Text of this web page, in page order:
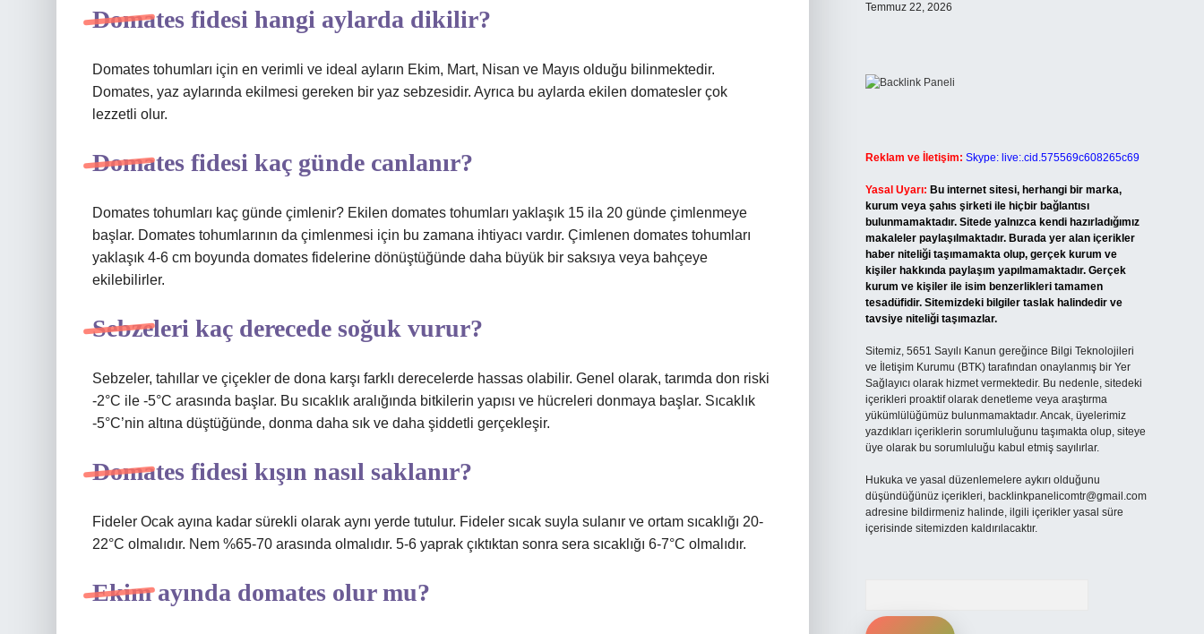
Domates fidesi hangi aylarda dikilir?
Domates tohumları için en verimli ve ideal ayların Ekim, Mart, Nisan ve Mayıs olduğu bilinmektedir.
Domates, yaz aylarında ekilmesi gereken bir yaz sebzesidir. Ayrıca bu aylarda ekilen domatesler çok
lezzetli olur.
Domates fidesi kaç günde canlanır?
Domates tohumları kaç günde çimlenir? Ekilen domates tohumları yaklaşık 15 ila 20 günde çimlenmeye
başlar. Domates tohumlarının da çimlenmesi için bu zamana ihtiyacı vardır. Çimlenen domates tohumları
yaklaşık 4-6 cm boyunda domates fidelerine dönüştüğünde daha büyük bir saksıya veya bahçeye
ekilebilirler.
Sebzeleri kaç derecede soğuk vurur?
Sebzeler, tahıllar ve çiçekler de dona karşı farklı derecelerde hassas olabilir. Genel olarak, tarımda don riski
-2°C ile -5°C arasında başlar. Bu sıcaklık aralığında bitkilerin yapısı ve hücreleri donmaya başlar. Sıcaklık
-5°C’nin altına düştüğünde, donma daha sık ve daha şiddetli gerçekleşir.
Domates fidesi kışın nasıl saklanır?
Fideler Ocak ayına kadar sürekli olarak aynı yerde tutulur. Fideler sıcak suyla sulanır ve ortam sıcaklığı 20-
22°C olmalıdır. Nem %65-70 arasında olmalıdır. 5-6 yaprak çıktıktan sonra sera sıcaklığı 6-7°C olmalıdır.
Ekim ayında domates olur mu?
Temmuz 22, 2026
Reklam ve İletişim: Skype: live:.cid.575569c608265c69
Yasal Uyarı: Bu internet sitesi, herhangi bir marka,
kurum veya şahıs şirketi ile hiçbir bağlantısı
bulunmamaktadır. Sitede yalnızca kendi hazırladığımız
makaleler paylaşılmaktadır. Burada yer alan içerikler
haber niteliği taşımamakta olup, gerçek kurum ve
kişiler hakkında paylaşım yapılmamaktadır. Gerçek
kurum ve kişiler ile isim benzerlikleri tamamen
tesadüfidir. Sitemizdeki bilgiler taslak halindedir ve
tavsiye niteliği taşımazlar.
Sitemiz, 5651 Sayılı Kanun gereğince Bilgi Teknolojileri
ve İletişim Kurumu (BTK) tarafından onaylanmış bir Yer
Sağlayıcı olarak hizmet vermektedir. Bu nedenle, sitedeki
içerikleri proaktif olarak denetleme veya araştırma
yükümlülüğümüz bulunmamaktadır. Ancak, üyelerimiz
yazdıkları içeriklerin sorumluluğunu taşımakta olup, siteye
üye olarak bu sorumluluğu kabul etmiş sayılırlar.
Hukuka ve yasal düzenlemelere aykırı olduğunu
düşündüğünüz içerikleri, backlinkpanelicomtr@gmail.com
adresine bildirmeniz halinde, ilgili içerikler yasal süre
içerisinde sitemizden kaldırılacaktır.